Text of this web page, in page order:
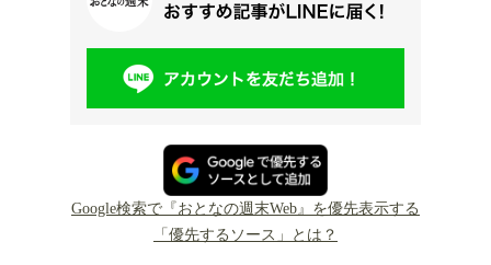
Google検索で『おとなの週末Web』を優先表示する
「優先するソース」とは？